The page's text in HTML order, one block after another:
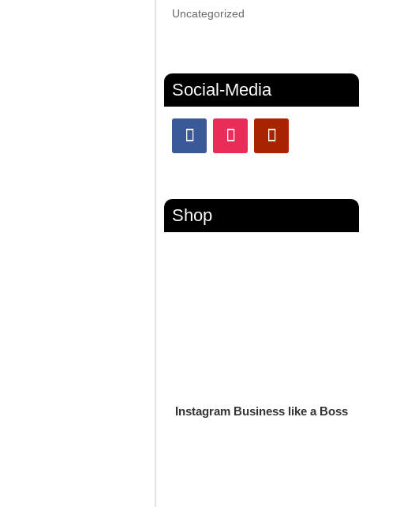
Uncategorized
Social-Media
Shop
Instagram Business like a Boss